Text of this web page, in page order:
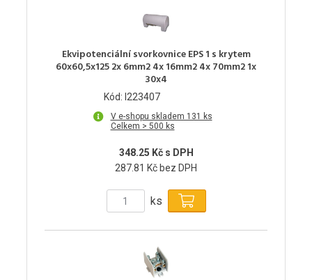
Ekvipotenciální svorkovnice EPS 1 s krytem
60x60,5x125 2x 6mm2 4x 16mm2 4x 70mm2 1x
30x4
Kód: I223407
V e-shopu skladem 131 ks
Celkem > 500 ks
348.25 Kč s DPH
287.81 Kč bez DPH
ks